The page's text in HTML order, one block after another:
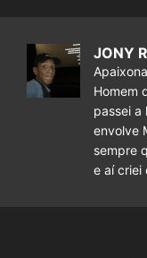
JONY
Homem
passei a
envolve
sempre
e aí criei